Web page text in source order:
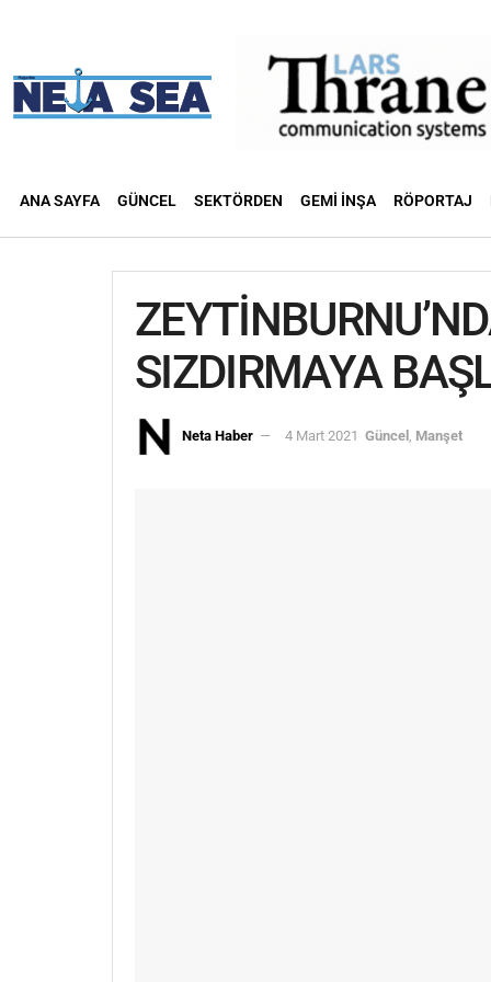
ANA SAYFA GÜNCEL SEKTÖRDEN GEMI İNŞA RÖPORTAJ
SIZDIRMAYA
Neta Haber 4 Mart 2021 Güncel Manşet